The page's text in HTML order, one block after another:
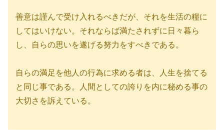
善意は謹んで受け入れるべきだが、それを生活の糧に
してはいけない。それならば満たされずに日々暮ら
し、自らの思いを遂げる努力をすべきである。
自らの満足を他人の行為に求める者は、人生を捨てる
と同じ事である。人間としての誇りを内に秘める事の
大切さを訴えている。